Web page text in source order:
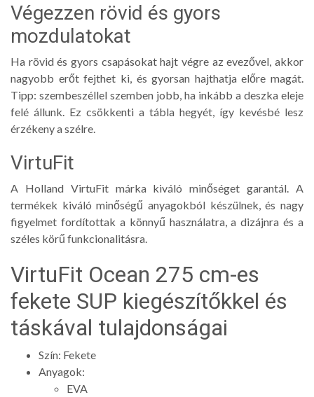
Végezzen rövid és gyors
mozdulatokat
Ha rövid és gyors csapásokat hajt végre az evezővel, akkor
nagyobb erőt fejthet ki, és gyorsan hajthatja előre magát.
Tipp: szembeszéllel szemben jobb, ha inkább a deszka eleje
felé állunk. Ez csökkenti a tábla hegyét, így kevésbé lesz
érzékeny a szélre.
VirtuFit
A Holland VirtuFit márka kiváló minőséget garantál. A
termékek kiváló minőségű anyagokból készülnek, és nagy
figyelmet fordítottak a könnyű használatra, a dizájnra és a
széles körű funkcionalitásra.
VirtuFit Ocean 275 cm-es
fekete SUP kiegészítőkkel és
táskával tulajdonságai
Szín: Fekete
Anyagok:
EVA